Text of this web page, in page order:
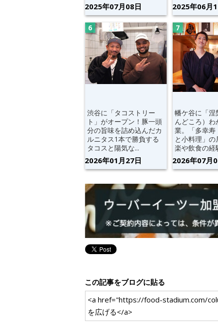
2025年07月08日 2025年06月
渋谷に「タコストリー
ト」がオープン！豚一頭
分の旨味を詰め込んだカ
ルニタス1本で勝負する
タコスと陽気な...
2026年01月27日
幡ケ谷に「涅
んどころ）
業。「多幸寿
と小料理」
楽や飲食の経
2026年07月
この記事をブログに貼る
<a href="https://food-stadium.com/
を広げる</a>